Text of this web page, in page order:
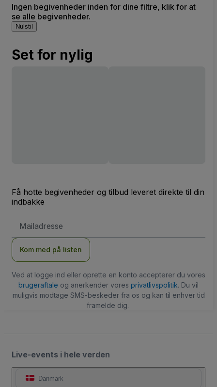
Ingen begivenheder inden for dine filtre, klik for at
se alle begivenheder.
Nulstil
Set for nylig
Få hotte begivenheder og tilbud leveret direkte til din
indbakke
adresse
Kom med på listen
Ved at logge ind eller oprette en konto accepterer du vores
brugeraftale og anerkender vores privatlivspolitik. Du vil
muligvis modtage SMS-beskeder fra os og kan til enhver tid
framelde dig.
Live-events i hele verden
Danmark